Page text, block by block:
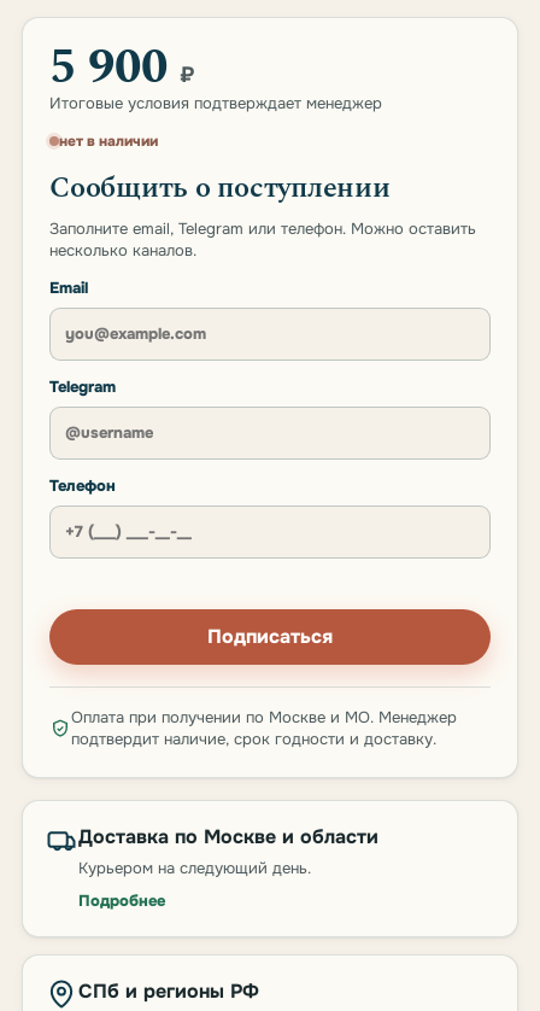
5 900 ₽
Итоговые условия подтверждает менеджер
нет в наличии
Сообщить о поступлении
Заполните email, Telegram или телефон. Можно оставить
несколько каналов.
Email
Telegram
Телефон
Подписаться
Оплата при получении по Москве и МО. Менеджер
подтвердит наличие, срок годности и доставку.
Доставка по Москве и области
Курьером на следующий день.
Подробнее
СПб и регионы РФ